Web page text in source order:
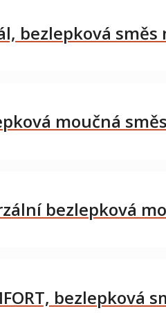
bezlepková směs
moučná
bezlepková
bezlepková